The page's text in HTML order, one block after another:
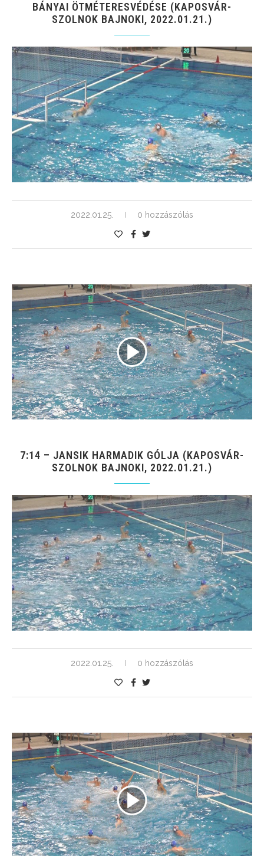
BÁNYAI ÖTMÉTERESVÉDÉSE (KAPOSVÁR-
SZOLNOK BAJNOKI, 2022.01.21.)
2022.01.25. 0 hozzászólás
7:14 – JANSIK HARMADIK GÓLJA (KAPOSVÁR-
SZOLNOK BAJNOKI, 2022.01.21.)
2022.01.25. 0 hozzászólás